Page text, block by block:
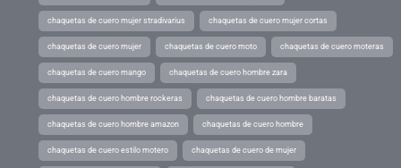
chaquetas de cuero mujer stradivarius chaquetas de cuero mujer cortas
chaquetas de cuero mujer chaquetas de cuero moto chaquetas de cuero moteras
chaquetas de cuero mango chaquetas de cuero hombre zara
chaquetas de cuero hombre rockeras chaquetas de cuero hombre baratas
chaquetas de cuero hombre amazon chaquetas de cuero hombre
chaquetas de cuero estilo motero chaquetas de cuero de mujer